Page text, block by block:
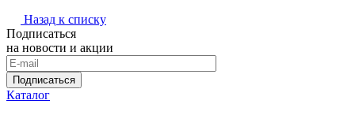
Назад к списку
Подписаться
на новости и акции
Подписаться
Каталог